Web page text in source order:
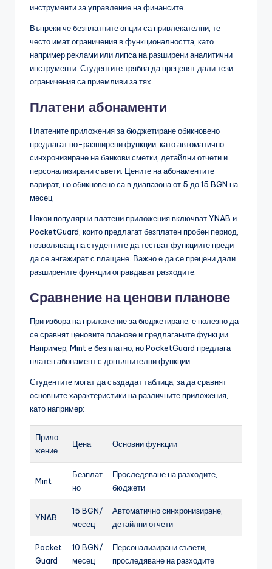
инструменти за управление на финансите.
Въпреки че безплатните опции са привлекателни, те
често имат ограничения в функционалността, като
например реклами или липса на разширени аналитични
инструменти. Студентите трябва да преценят дали тези
ограничения са приемливи за тях.
Платени абонаменти
Платените приложения за бюджетиране обикновено
предлагат по-разширени функции, като автоматично
синхронизиране на банкови сметки, детайлни отчети и
персонализирани съвети. Цените на абонаментите
варират, но обикновено са в диапазона от 5 до 15 BGN на
месец.
Някои популярни платени приложения включват YNAB и
PocketGuard, които предлагат безплатен пробен период,
позволяващ на студентите да тестват функциите преди
да се ангажират с плащане. Важно е да се прецени дали
разширените функции оправдават разходите.
Сравнение на ценови планове
При избора на приложение за бюджетиране, е полезно да
се сравнят ценовите планове и предлаганите функции.
Например, Mint е безплатно, но PocketGuard предлага
платен абонамент с допълнителни функции.
Студентите могат да създадат таблица, за да сравнят
основните характеристики на различните приложения,
като например:
Прило
жение
Цена Основни функции
Mint
Безплат
но
Проследяване на разходите,
бюджети
YNAB
15 BGN/
месец
Автоматично синхронизиране,
детайлни отчети
Pocket
Guard
10 BGN/
месец
Персонализирани съвети,
проследяване на разходите